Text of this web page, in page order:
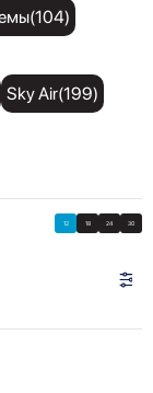
Sky Air(199)
12 18 24 30